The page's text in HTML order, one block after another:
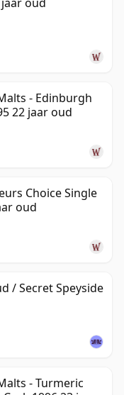
- Edinburgh
22 jaar oud
Choice Single
oud
/ Secret Speyside
- Turmeric